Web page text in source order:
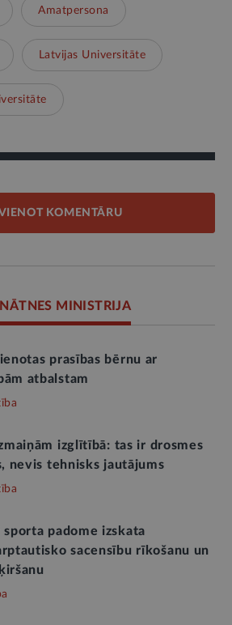
Amatpersona
Latvijas Universitāte
KOMENTĀRU
MINISTRIJA
prasības bērnu ar
atbalstam
izglītībā: tas ir drosmes
nevis tehnisks jautājums
sporta padome izskata
sacensību rīkošanu un